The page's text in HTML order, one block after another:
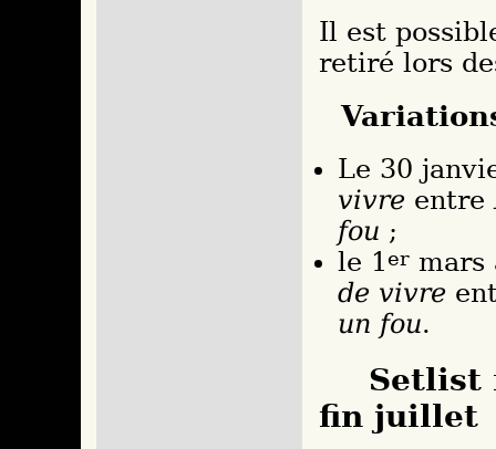
Il est
retiré lors
Le 30
vivre entre
fou ;
le 1 ermars
de vivre
un fou.
Setlist
fin juillet